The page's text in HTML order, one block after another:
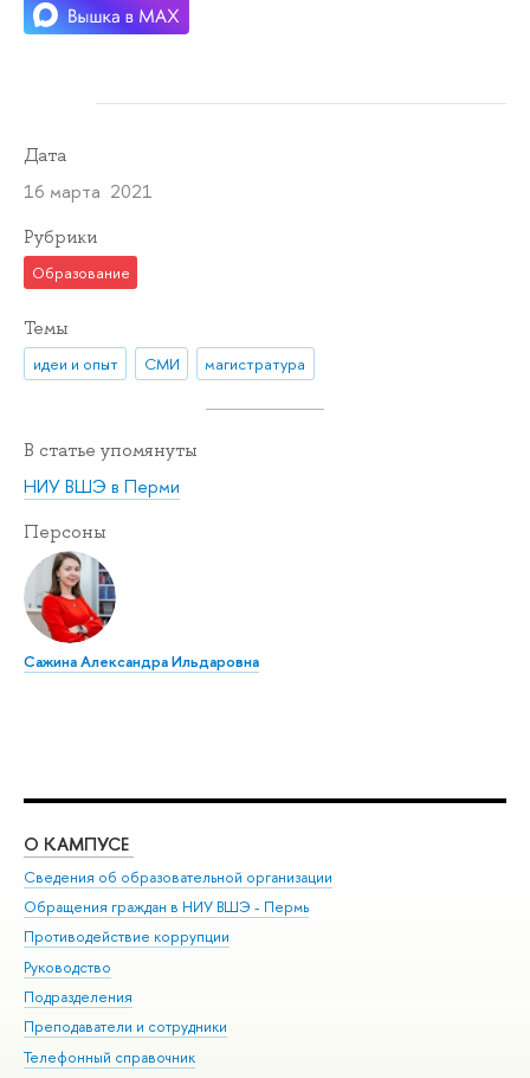
Дата
16 марта 2021
Рубрики
Образование
Темы
идеи и опыт СМИ магистратура
В статье упомянуты
НИУ ВШЭ в Перми
Персоны
Сажина Александра Ильдаровна
О КАМПУСЕ
Сведения об образовательной организации
Обращения граждан в НИУ ВШЭ - Пермь
Противодействие коррупции
Руководство
Подразделения
Преподаватели и сотрудники
Телефонный справочник